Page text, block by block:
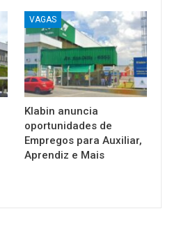
VAGAS
Klabin anuncia
oportunidades de
Empregos para Auxiliar,
Aprendiz e Mais